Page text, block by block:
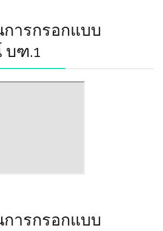
ารกรอกแบบ
บฑ.1
ารกรอกแบบ